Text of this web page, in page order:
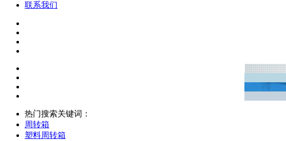
联系我们
热门搜索关键词：
周转箱
塑料周转箱